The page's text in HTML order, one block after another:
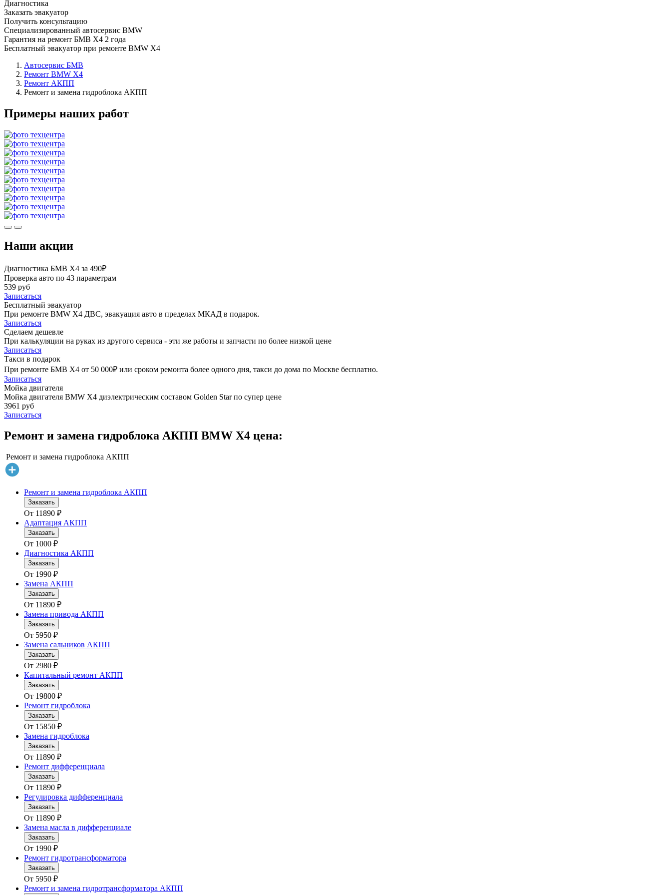
Диагностика
Заказать эвакуатор
Получить консультацию
Специализированный автосервис BMW
Гарантия на ремонт БМВ Х4 2 года
Бесплатный эвакуатор при ремонте BMW X4
Автосервис БМВ
Ремонт BMW X4
Ремонт АКПП
Ремонт и замена гидроблока АКПП
Примеры наших работ
Наши акции
Диагностика БМВ Х4 за 490₽
Проверка авто по 43 параметрам
539 руб
Записаться
Бесплатный эвакуатор
При ремонте BMW X4 ДВС, эвакуация авто в пределах МКАД в подарок.
Записаться
Сделаем дешевле
При калькуляции на руках из другого сервиса - эти же работы и запчасти по более низкой цене
Записаться
Такси в подарок
При ремонте БМВ Х4 от 50 000₽ или сроком ремонта более одного дня, такси до дома по Москве бесплатно.
Записаться
Мойка двигателя
Мойка двигателя BMW X4 диэлектрическим составом Golden Star по супер цене
3961 руб
Записаться
Ремонт и замена гидроблока АКПП BMW X4 цена:
Ремонт и замена гидроблока АКПП
Ремонт и замена гидроблока АКПП
Заказать
От 11890 ₽
Адаптация АКПП
Заказать
От 1000 ₽
Диагностика АКПП
Заказать
От 1990 ₽
Замена АКПП
Заказать
От 11890 ₽
Замена привода АКПП
Заказать
От 5950 ₽
Замена сальников АКПП
Заказать
От 2980 ₽
Капитальный ремонт АКПП
Заказать
От 19800 ₽
Ремонт гидроблока
Заказать
От 15850 ₽
Замена гидроблока
Заказать
От 11890 ₽
Ремонт дифференциала
Заказать
От 11890 ₽
Регулировка дифференциала
Заказать
От 11890 ₽
Замена масла в дифференциале
Заказать
От 1990 ₽
Ремонт гидротрансформатора
Заказать
От 5950 ₽
Ремонт и замена гидротрансформатора АКПП